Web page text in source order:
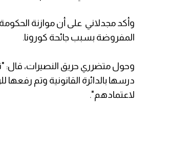
المفروضة بسبب جائحة كورونا.
وحول متضرري حريق النصيرات، قال:
درسها بالدائرة القانونية وتم
لاعتمادهم".